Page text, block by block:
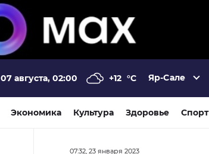
07 августа, 02:00 +12 °C Яр-Сале
Экономика Культура Здоровье Спорт
07:32, 23 января 2023